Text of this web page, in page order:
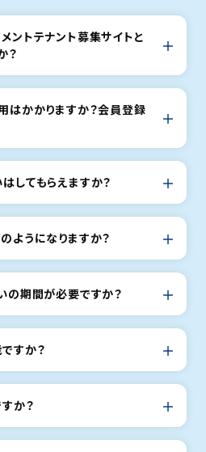
ントテナント募集サイトと
？
はかかりますか？会員登録
してもらえますか？
ようになりますか？
の期間が必要ですか？
すか？
か？